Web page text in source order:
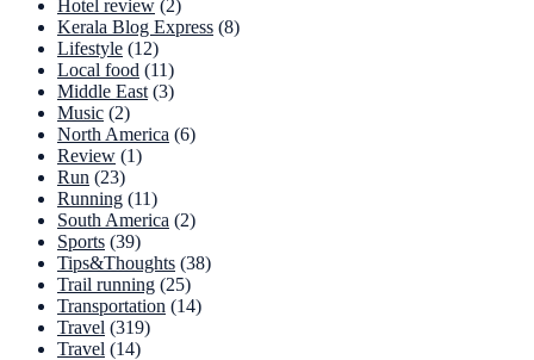
Hotel review (2)
Kerala Blog Express (8)
Lifestyle (12)
Local food (11)
Middle East (3)
Music (2)
North America (6)
Review (1)
Run (23)
Running (11)
South America (2)
Sports (39)
Tips&Thoughts (38)
Trail running (25)
Transportation (14)
Travel (319)
Travel (14)